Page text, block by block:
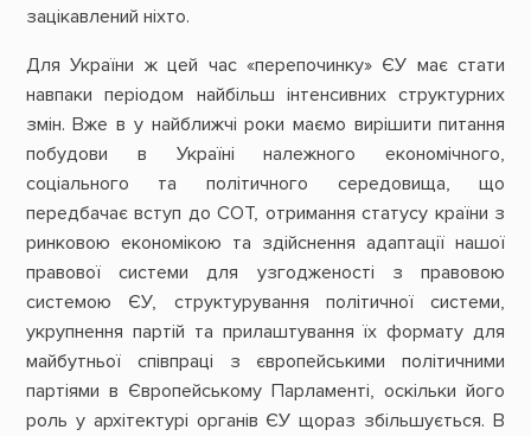
зацікавлений ніхто.
Для України ж цей час «перепочинку» ЄУ має стати
навпаки періодом найбільш інтенсивних структурних
змін. Вже в у найближчі роки маємо вирішити питання
побудови в Україні належного економічного,
соціального та політичного середовища, що
передбачає вступ до СОТ, отримання статусу країни з
ринковою економікою та здійснення адаптації нашої
правової системи для узгодженості з правовою
системою ЄУ, структурування політичної системи,
укрупнення партій та прилаштування їх формату для
майбутньої співпраці з європейськими політичними
партіями в Європейському Парламенті, оскільки його
роль у архітектурі органів ЄУ щораз збільшується. В